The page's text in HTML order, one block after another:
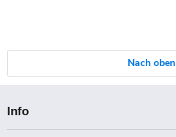
Nach oben
Info